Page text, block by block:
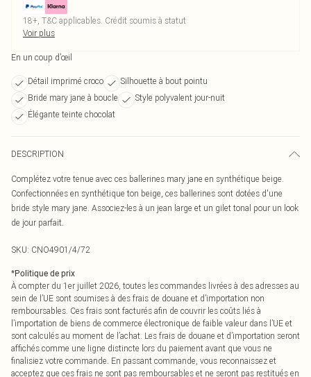
18+, T&C applicables. Crédit soumis à statut
Voir plus
En un coup d’œil
Détail imprimé croco
Silhouette à bout pointu
Bride mary jane à boucle
Style polyvalent jour-nuit
Élégante teinte chocolat
DESCRIPTION
Complétez votre tenue avec ces ballerines mary jane en synthétique beige.
Confectionnées en synthétique ton beige, ces ballerines sont dotées d'une
bride style mary jane. Associez-les à un jean large et un gilet tonal pour un look
de jour parfait.
SKU: CNO4901/4/72
*Politique de prix
À compter du 1er juillet 2026, toutes les commandes livrées à des adresses au
sein de l’UE sont soumises à des frais de douane et d’importation non
remboursables. Ces frais sont facturés afin de couvrir les coûts liés à
l’importation de biens de commerce électronique de faible valeur dans l’UE et
sont calculés au moment de l’achat. Les frais de douane et d’importation seront
affichés comme une ligne distincte lors du paiement avant que vous ne
finalisiez votre commande. En passant commande, vous reconnaissez et
acceptez que ces frais ne sont pas remboursables et ne seront pas restitués en